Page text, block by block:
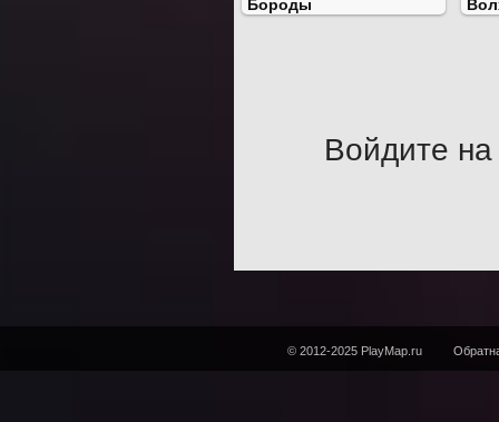
Бороды
Войдите на
© 2012-2025 PlayMap.ru